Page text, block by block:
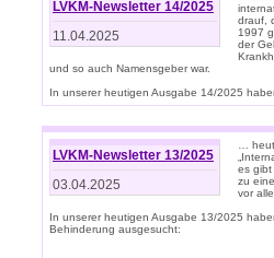
LVKM-Newsletter 14/2025
11.04.2025
drauf,
1997
der
und so auch Namensgeber war.
In unserer heutigen Ausgabe 14/2025
LVKM-Newsletter 13/2025
03.04.2025
…
es gibt
zu
vor
In unserer heutigen Ausgabe 13/2025
Behinderung ausgesucht: